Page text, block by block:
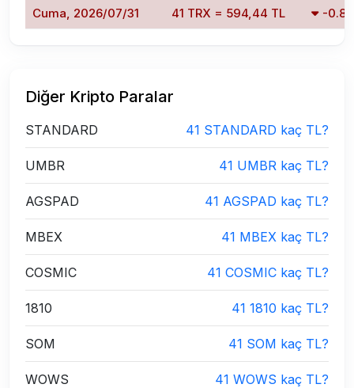
Cuma, 2026/07/31 41 TRX = 594,44 TL -
Diğer Kripto Paralar
STANDARD 41 STANDARD kaç TL?
UMBR 41 UMBR kaç TL?
AGSPAD 41 AGSPAD kaç TL?
MBEX 41 MBEX kaç TL?
COSMIC 41 COSMIC kaç TL?
1810 41 1810 kaç TL?
SOM 41 SOM kaç TL?
WOWS 41 WOWS kaç TL?